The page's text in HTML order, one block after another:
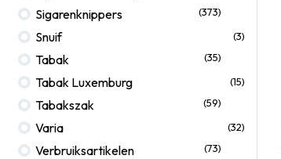
Sigarenknippers (373)
Snuif (3)
Tabak (35)
Tabak Luxemburg (15)
Tabakszak (59)
Varia (32)
Verbruiksartikelen (73)